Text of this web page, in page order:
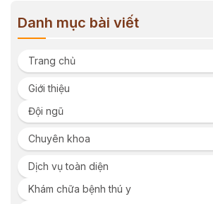
Danh mục bài viết
Trang chủ
Giới thiệu
Đội ngũ
Chuyên khoa
Dịch vụ toàn diện
Khám chữa bệnh thú y